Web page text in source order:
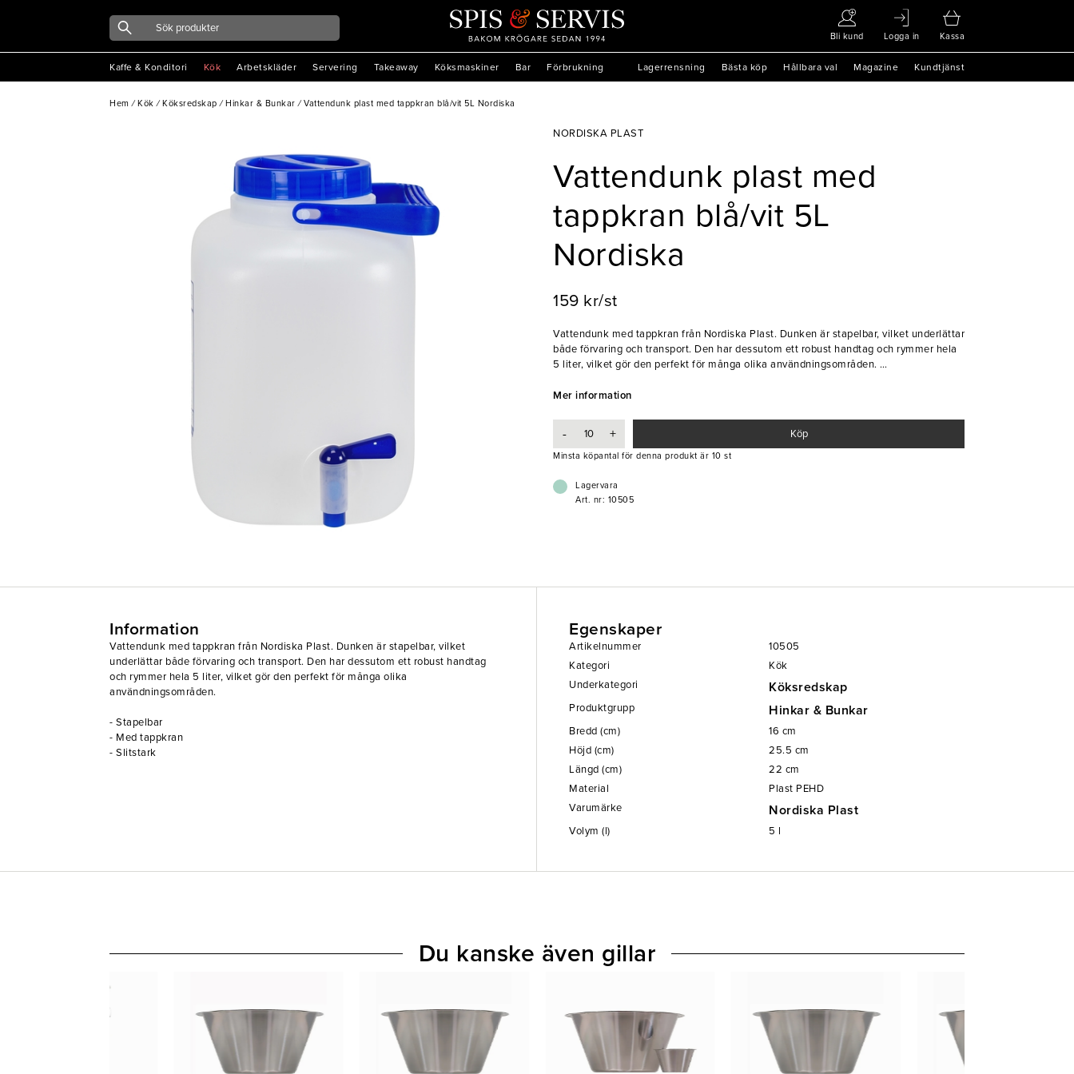
Bli kund Logga in Kassa
Kaffe & Konditori Kök Arbetskläder Servering Takeaway Köksmaskiner Bar Förbrukning Lagerrensning Bästa köp Hållbara val Magazine Kundtjänst
Hem / Kök / Köksredskap / Hinkar & Bunkar / Vattendunk plast med tappkran blå/vit 5L Nordiska
NORDISKA PLAST
Vattendunk plast med
tappkran blå/vit 5L
Nordiska
159 kr/st
Vattendunk med tappkran från Nordiska Plast. Dunken är stapelbar, vilket underlättar
både förvaring och transport. Den har dessutom ett robust handtag och rymmer hela
5 liter, vilket gör den perfekt för många olika användningsområden.
- Stapelbar
Mer information
- + Köp
Minsta köpantal för denna produkt är 10 st
Lagervara
Art. nr: 10505
Information
Vattendunk med tappkran från Nordiska Plast. Dunken är stapelbar, vilket
underlättar både förvaring och transport. Den har dessutom ett robust handtag
och rymmer hela 5 liter, vilket gör den perfekt för många olika
användningsområden.
- Stapelbar
- Med tappkran
- Slitstark
Egenskaper
Artikelnummer
10505
Kategori
Kök
Underkategori
Köksredskap
Produktgrupp Hinkar & Bunkar
Bredd (cm) 16 cm
Höjd (cm)
25.5 cm
Längd (cm)
22 cm
Material
Plast PEHD
Varumärke
Nordiska Plast
Volym (l) 5 l
Du kanske även gillar